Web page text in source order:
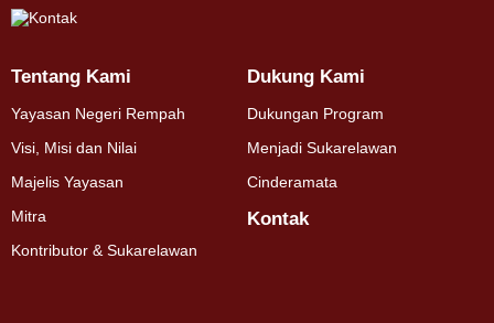
Tentang Kami
Yayasan Negeri Rempah
Visi, Misi dan Nilai
Majelis Yayasan
Mitra
Kontributor & Sukarelawan
Dukung Kami
Dukungan Program
Menjadi Sukarelawan
Cinderamata
Kontak